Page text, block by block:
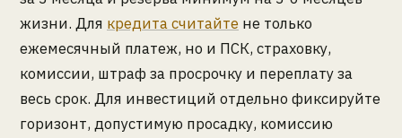
жизни. Для кредита считайте не только
ежемесячный платеж, но и ПСК, страховку,
комиссии, штраф за просрочку и переплату за
весь срок. Для инвестиций отдельно фиксируйте
горизонт, допустимую просадку, комиссию